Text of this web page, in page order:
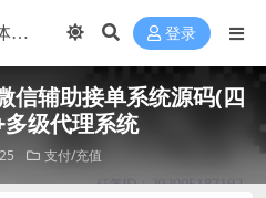
登录
信辅助接单系统源码(四
级代理系统
支付/充值